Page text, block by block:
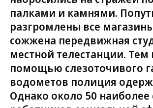
палками и камнями.
разгромлены все
сожжена передвижная
местной телестанции. Тем
помощью слезоточивого
водометов полиция
Однако около 50 наиболее